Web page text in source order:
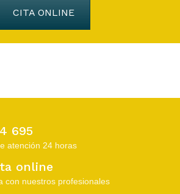
CITA ONLINE
695
atención 24 horas
online
con nuestros profesionales